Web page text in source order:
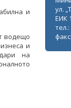
и
водещо
и
на
ул.
ЕИК
тел.: